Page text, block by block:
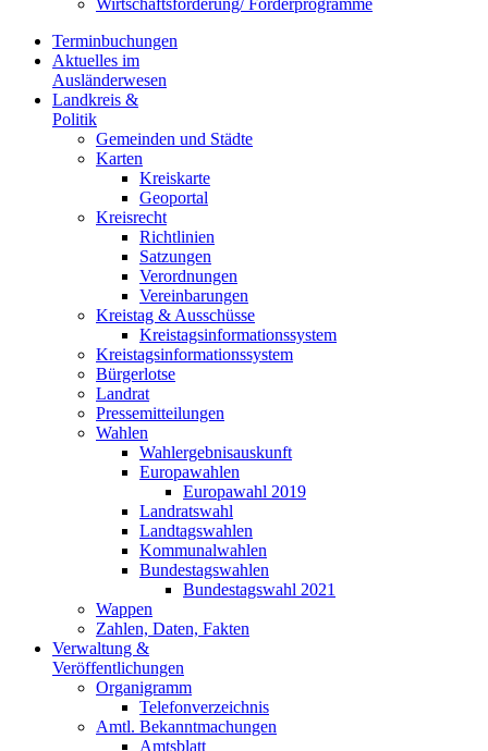
Wirtschaftsförderung/ Förderprogramme
Terminbuchungen
Aktuelles im
Ausländerwesen
Landkreis &
Politik
Gemeinden und Städte
Karten
Kreiskarte
Geoportal
Kreisrecht
Richtlinien
Satzungen
Verordnungen
Vereinbarungen
Kreistag & Ausschüsse
Kreistagsinformationssystem
Kreistagsinformationssystem
Bürgerlotse
Landrat
Pressemitteilungen
Wahlen
Wahlergebnisauskunft
Europawahlen
Europawahl 2019
Landratswahl
Landtagswahlen
Kommunalwahlen
Bundestagswahlen
Bundestagswahl 2021
Wappen
Zahlen, Daten, Fakten
Verwaltung &
Veröffentlichungen
Organigramm
Telefonverzeichnis
Amtl. Bekanntmachungen
Amtsblatt